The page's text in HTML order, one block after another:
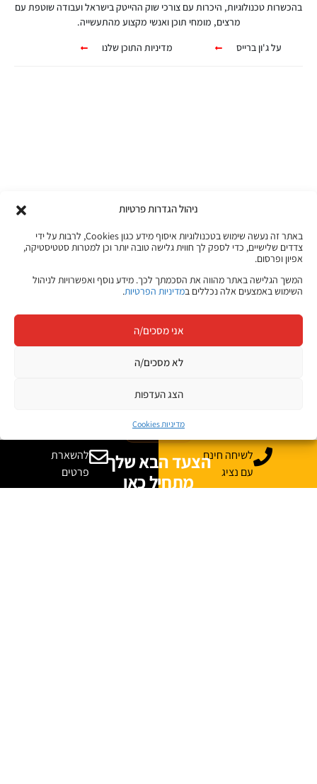
ניהול הגדרות פרטיות
באתר זה נעשה שימוש בטכנולוגיות איסוף מידע כגון Cookies, לרבות על ידי
צדדים שלישיים, כדי לספק לך חווית גלישה טובה יותר וכן למטרות סטטיסטיקה,
אפיון ופרסום.
המשך הגלישה באתר מהווה את הסכמתך לכך. מידע נוסף ואפשרויות לניהול
השימוש באמצעים אלה נכללים במדיניות הפרטיות.
אני מסכים/ה
לא מסכים/ה
הצג העדפות
מדיניות Cookies
בהכשרות טכנולוגיות, היכרות עם צורכי שוק ההייטק בישראל ועבודה שוטפת עם
מרצים, מומחי תוכן ואנשי מקצוע מהתעשייה.
על ג'ון ברייס
מדיניות התוכן שלנו
מכל מקום ובכל זמן שנוח לכם!
הצעד הבא שלך
מתחיל כאן
לשיחה חינם
עם נציג
להשארת
פרטים